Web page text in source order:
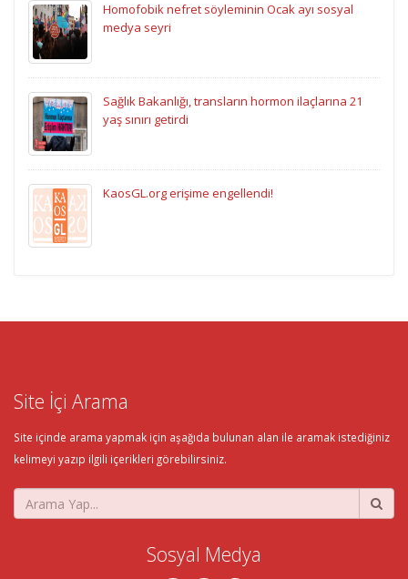
Homofobik nefret söyleminin Ocak ayı sosyal
medya seyri
Sağlık Bakanlığı, transların hormon ilaçlarına 21
yaş sınırı getirdi
KaosGL.org erişime engellendi!
Site İçi Arama
Site içinde arama yapmak için aşağıda bulunan alan ile aramak istediğiniz
kelimeyi yazıp ilgili içerikleri görebilirsiniz.
Sosyal Medya